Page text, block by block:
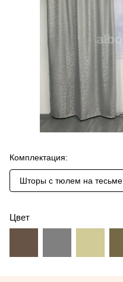
Комплектация:
Шторы с тюлем на тесьме
Цвет